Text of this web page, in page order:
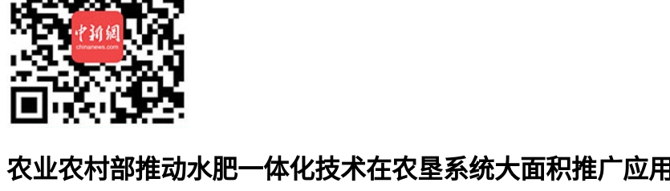
农业农村部推动水肥一体化技术在农垦系统大面积推广应用